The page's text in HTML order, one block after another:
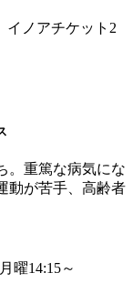
ノアチケット2
。重篤な病気にな
動が苦手、高齢者
曜14:15～